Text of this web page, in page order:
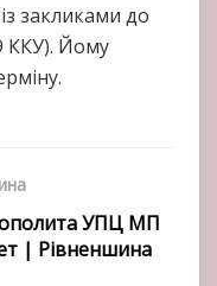
закликами до
ККУ). Йому
УПЦ МП
| Рівненшина